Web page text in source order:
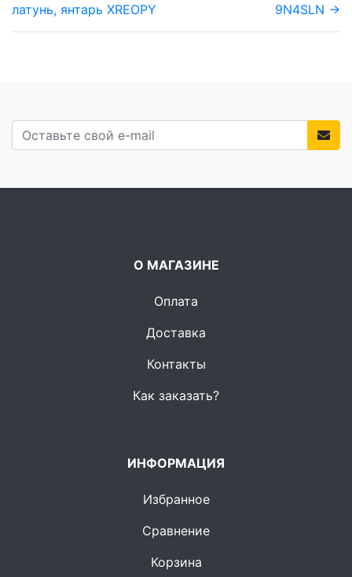
латунь, янтарь XREOPY
9N4SLN →
О МАГАЗИНЕ
Оплата
Доставка
Контакты
Как заказать?
ИНФОРМАЦИЯ
Избранное
Сравнение
Корзина